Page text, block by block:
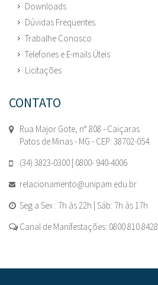
Downloads
Dúvidas Frequentes
Trabalhe Conosco
Telefones e E-mails Úteis
Licitações
CONTATO
Rua Major Gote, n° 808 - Caiçaras
Patos de Minas - MG - CEP: 38702-054.
(34) 3823-0300 | 0800- 940-4006
relacionamento@unipam.edu.br
Seg a Sex : 7h às 22h | Sáb: 7h às 17h
Canal de Manifestações: 0800 810 8428